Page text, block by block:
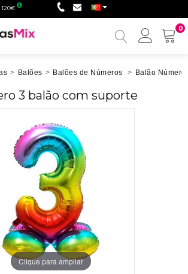
0
Minha
> Balões > Balões de Números > Balão
3 balão com suporte
Clique para ampliar